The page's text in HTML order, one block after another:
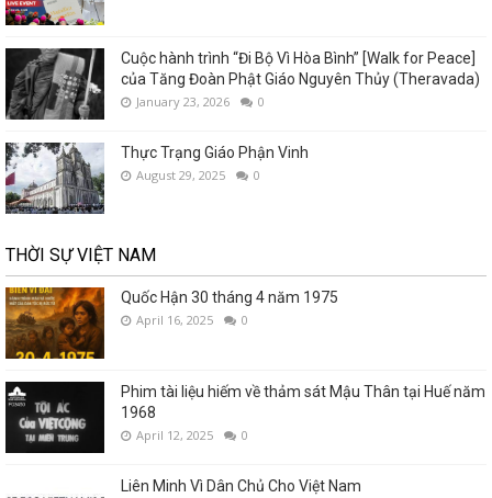
Cuộc hành trình “Đi Bộ Vì Hòa Bình” [Walk for Peace]
của Tăng Đoàn Phật Giáo Nguyên Thủy (Theravada)
January 23, 2026 0
Thực Trạng Giáo Phận Vinh
August 29, 2025 0
THỜI SỰ VIỆT NAM
Quốc Hận 30 tháng 4 năm 1975
April 16, 2025 0
Phim tài liệu hiếm về thảm sát Mậu Thân tại Huế năm
1968
April 12, 2025 0
Liên Minh Vì Dân Chủ Cho Việt Nam